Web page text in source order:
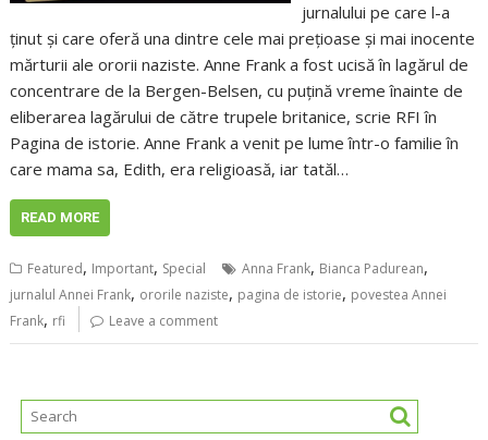
jurnalului pe care l-a
ținut și care oferă una dintre cele mai prețioase și mai inocente
mărturii ale ororii naziste. Anne Frank a fost ucisă în lagărul de
concentrare de la Bergen-Belsen, cu puțină vreme înainte de
eliberarea lagărului de către trupele britanice, scrie RFI în
Pagina de istorie. Anne Frank a venit pe lume într-o familie în
care mama sa, Edith, era religioasă, iar tatăl…
READ MORE
Featured, Important, Special Anna Frank, Bianca Padurean,
jurnalul Annei Frank, ororile naziste, pagina de istorie, povestea Annei
Frank, rfi Leave a comment